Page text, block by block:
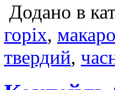
Додано в
горіх,
твердий,